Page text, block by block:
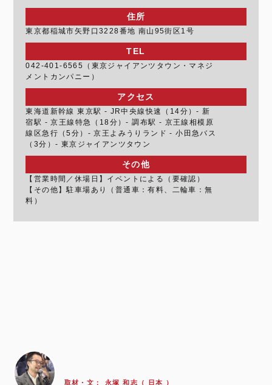
住所
東京都稲城市矢野口3228番地 南山95街区1号
TEL
042-401-6565（東京ジャイアンツタウン・マネジ
メントカンパニー）
アクセス
東海道新幹線 東京駅 - JR中央線快速（14分）- 新
宿駅 - 京王線特急（18分）- 調布駅 - 京王線相模原
線区急行（5分）- 京王よみうりランド - 小田急バス
（3分）- 東京ジャイアンツタウン
その他
【営業時間／休場日】イベントによる（要確認）
【その他】駐車場あり（普通車：有料、二輪車：無
料）
取材・文： 永塚 和志（ 日本 ）